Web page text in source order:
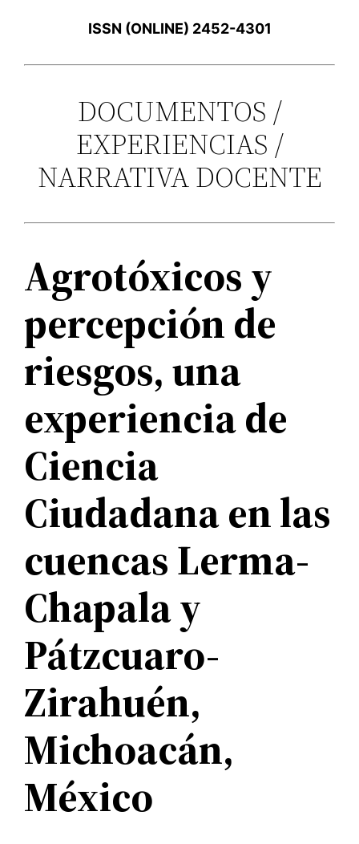
ISSN (ONLINE) 2452-4301
DOCUMENTOS /
EXPERIENCIAS /
NARRATIVA DOCENTE
Agrotóxicos y
percepción de
riesgos, una
experiencia de
Ciencia
Ciudadana en las
cuencas Lerma-
Chapala y
Pátzcuaro-
Zirahuén,
Michoacán,
México